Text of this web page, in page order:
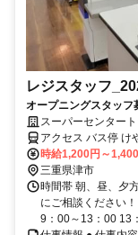
レジスタッフ
オープニングスタッ
フで安心♪未経験OK！
スーパーセンター
アクセス バス停 け
時給1,200円～
三重県津市
時間帯 朝、昼、夕
にご相談ください
9：00～13：00 13